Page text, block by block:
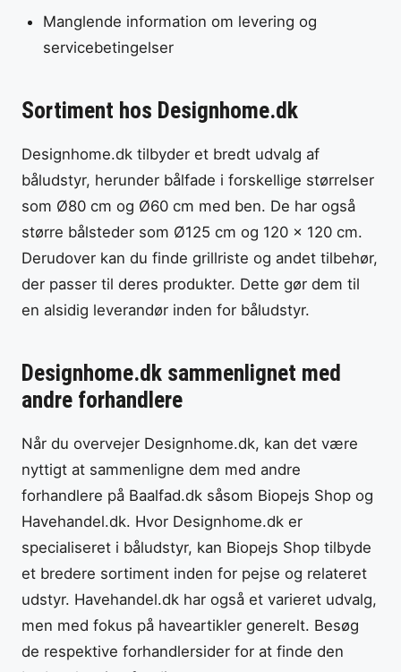
Manglende information om levering og
servicebetingelser
Sortiment hos Designhome.dk
Designhome.dk tilbyder et bredt udvalg af
båludstyr, herunder bålfade i forskellige størrelser
som Ø80 cm og Ø60 cm med ben. De har også
større bålsteder som Ø125 cm og 120 x 120 cm.
Derudover kan du finde grillriste og andet tilbehør,
der passer til deres produkter. Dette gør dem til
en alsidig leverandør inden for båludstyr.
Designhome.dk sammenlignet med
andre forhandlere
Når du overvejer Designhome.dk, kan det være
nyttigt at sammenligne dem med andre
forhandlere på Baalfad.dk såsom Biopejs Shop og
Havehandel.dk. Hvor Designhome.dk er
specialiseret i båludstyr, kan Biopejs Shop tilbyde
et bredere sortiment inden for pejse og relateret
udstyr. Havehandel.dk har også et varieret udvalg,
men med fokus på haveartikler generelt. Besøg
de respektive forhandlersider for at finde den